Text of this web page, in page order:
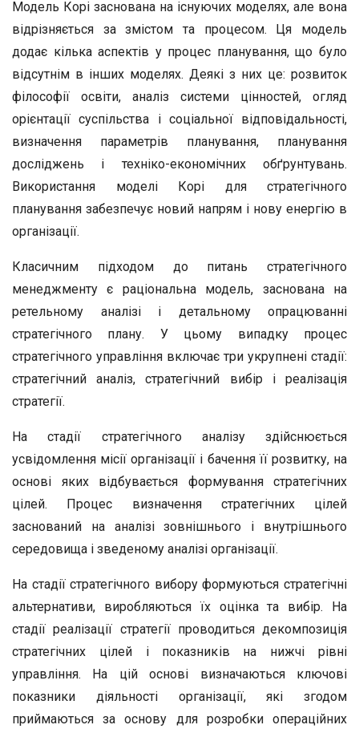
Модель Корі заснована на існуючих моделях, але вона
відрізняється за змістом та процесом. Ця модель
додає кілька аспектів у процес планування, що було
відсутнім в інших моделях. Деякі з них це: розвиток
філософії освіти, аналіз системи цінностей, огляд
орієнтації суспільства і соціальної відповідальності,
визначення параметрів планування, планування
досліджень і техніко-економічних обґрунтувань.
Використання моделі Корі для стратегічного
планування забезпечує новий напрям і нову енергію в
організації.
Класичним підходом до питань стратегічного
менеджменту є раціональна модель, заснована на
ретельному аналізі і детальному опрацюванні
стратегічного плану. У цьому випадку процес
стратегічного управління включає три укрупнені стадії:
стратегічний аналіз, стратегічний вибір і реалізація
стратегії.
На стадії стратегічного аналізу здійснюється
усвідомлення місії організації і бачення її розвитку, на
основі яких відбувається формування стратегічних
цілей. Процес визначення стратегічних цілей
заснований на аналізі зовнішнього і внутрішнього
середовища і зведеному аналізі організації.
На стадії стратегічного вибору формуються стратегічні
альтернативи, виробляються їх оцінка та вибір. На
стадії реалізації стратегії проводиться декомпозиція
стратегічних цілей і показників на нижчі рівні
управління. На цій основі визначаються ключові
показники діяльності організації, які згодом
приймаються за основу для розробки операційних